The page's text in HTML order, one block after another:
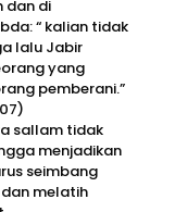
dan di
“ kalian tidak
lalu Jabir
yang
pemberani.”
sallam tidak
menjadikan
seimbang
melatih